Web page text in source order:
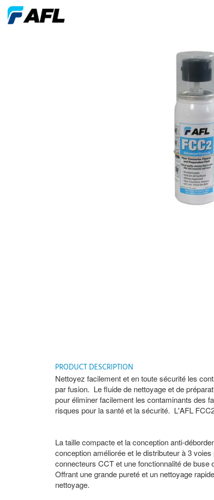
PRODUCT DESCRIPTION
Nettoyez facilement et en toute sécurité les
par fusion. Le fluide de nettoyage et de
pour éliminer facilement les contaminants des
risques pour la santé et la sécurité. L'AFL
La taille compacte et la conception anti-
conception améliorée et le distributeur à 3
connecteurs CCT et une fonctionnalité de buse
Offrant une grande pureté et un nettoyage
nettoyage.